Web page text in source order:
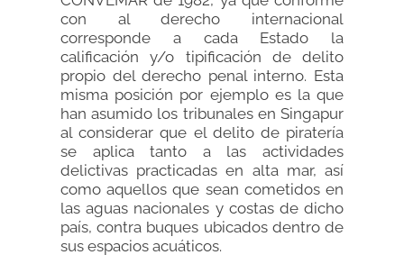
con al derecho internacional
corresponde a cada Estado la
calificación y/o tipificación de delito
propio del derecho penal interno. Esta
misma posición por ejemplo es la que
han asumido los tribunales en Singapur
al considerar que el delito de piratería
se aplica tanto a las actividades
delictivas practicadas en alta mar, así
como aquellos que sean cometidos en
las aguas nacionales y costas de dicho
país, contra buques ubicados dentro de
sus espacios acuáticos.